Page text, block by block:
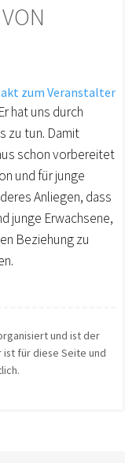
zum Veranstalter
hat uns durch
zu tun. Damit
schon vorbereitet
und für junge
Anliegen, dass
junge Erwachsene,
Beziehung zu
und ist der
für diese Seite und